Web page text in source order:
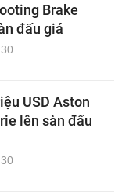
Brake
đấu giá
USD Aston
lên sàn đấu